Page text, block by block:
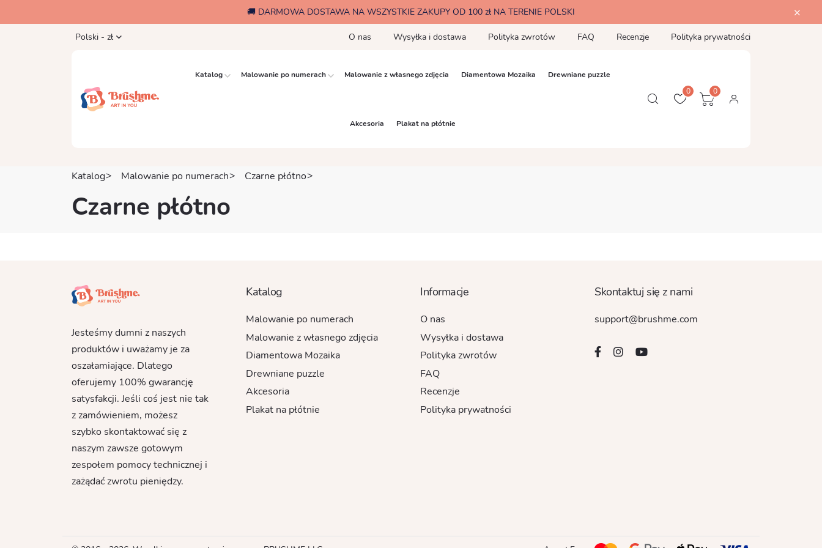
🚚 DARMOWA DOSTAWA NA WSZYSTKIE ZAKUPY OD 100 zł NA TERENIE POLSKI
Polski - zł O nas Wysyłka i dostawa Polityka zwrotów FAQ Recenzje Polityka prywatności
Katalog Malowanie po numerach Malowanie z własnego zdjęcia Diamentowa Mozaika Drewniane puzzle
Akcesoria Plakat na płótnie
0 0
Katalog Malowanie po numerach Czarne płótno
Czarne płótno
Jesteśmy dumni z naszych
produktów i uważamy je za
oszałamiające. Dlatego
oferujemy 100% gwarancję
satysfakcji. Jeśli coś jest nie tak
z zamówieniem, możesz
szybko skontaktować się z
naszym zawsze gotowym
zespołem pomocy technicznej i
zażądać zwrotu pieniędzy.
Katalog
Malowanie po numerach
Malowanie z własnego zdjęcia
Diamentowa Mozaika
Drewniane puzzle
Akcesoria
Plakat na płótnie
Informacje
O nas
Wysyłka i dostawa
Polityka zwrotów
FAQ
Recenzje
Polityka prywatności
Skontaktuj się z nami
support@brushme.com